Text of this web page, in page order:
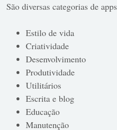
São diversas categorias de
Estilo de vida
Criatividade
Desenvolvimento
Produtividade
Utilitários
Escrita e blog
Educação
Manutenção